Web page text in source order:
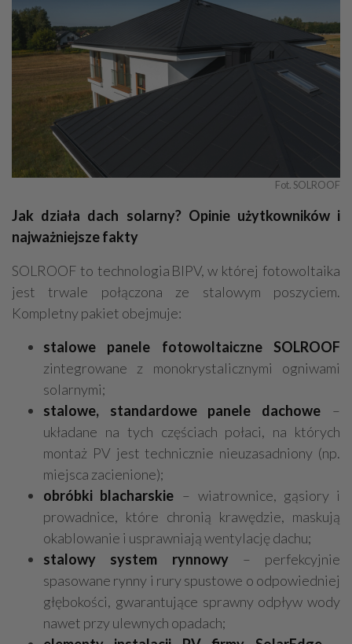
Fot. SOLROOF
Jak działa dach solarny? Opinie użytkowników i
najważniejsze fakty
SOLROOF to technologia BIPV, w której fotowoltaika
jest trwale połączona ze stalowym poszyciem.
Kompletny pakiet obejmuje:
stalowe panele fotowoltaiczne SOLROOF
zintegrowane z monokrystalicznymi ogniwami
solarnymi;
stalowe, standardowe panele dachowe–
układane na tych częściach połaci, na których
montaż PV jest technicznie nieuzasadniony (np.
miejsca zacienione);
obróbki blacharskie – wiatrownice, gąsiory i
prowadnice, które chronią krawędzie, maskują
okablowanie i usprawniają wentylację dachu;
stalowy system rynnowy– perfekcyjnie
spasowane rynny i rury spustowe o odpowiedniej
głębokości, gwarantujące sprawny odpływ wody
nawet przy ulewnych opadach;